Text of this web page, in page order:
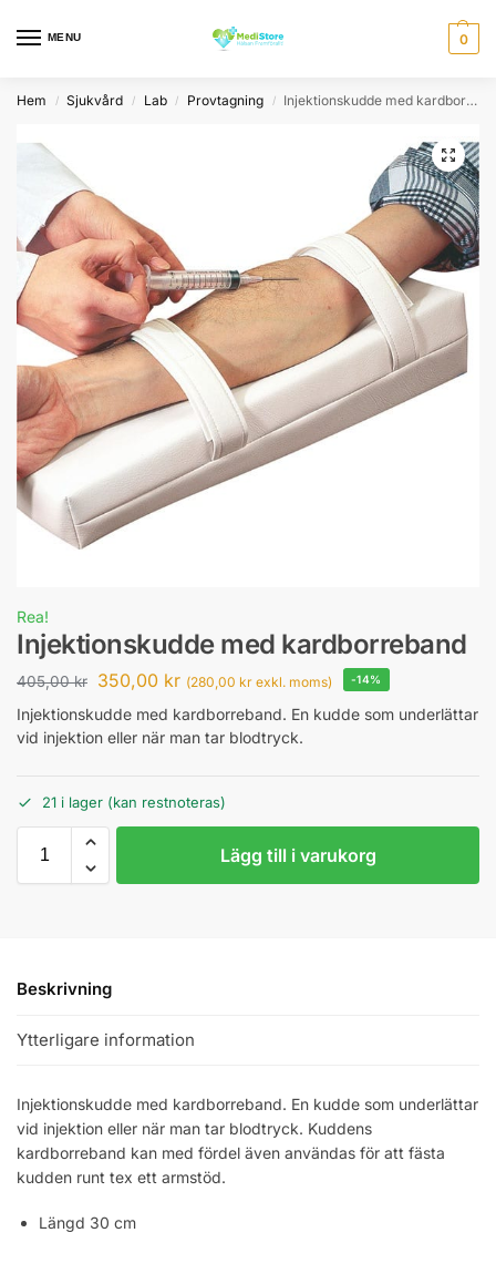
MENU 0
Hem / Sjukvård / Lab / Provtagning / Injektionskudde med kardborreband
Rea!
Injektionskudde med kardborreband
405,00kr 350,00 kr (280,00 kr exkl. moms) -14%
Injektionskudde med kardborreband. En kudde som underlättar
vid injektion eller när man tar blodtryck.
21 i lager (kan restnoteras)
Lägg till i varukorg
Beskrivning
Ytterligare information
Injektionskudde med kardborreband. En kudde som underlättar
vid injektion eller när man tar blodtryck. Kuddens
kardborreband kan med fördel även användas för att fästa
kudden runt tex ett armstöd.
Längd 30 cm